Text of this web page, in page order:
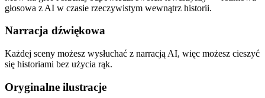
głosowa z AI w czasie rzeczywistym wewnątrz historii.
Narracja dźwiękowa
Każdej sceny możesz wysłuchać z narracją AI, więc możesz cieszyć
się historiami bez użycia rąk.
Oryginalne ilustracje